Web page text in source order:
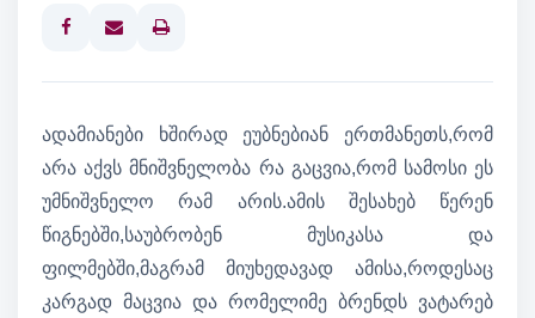
Print
ადამიანები ხშირად ეუბნებიან ერთმანეთს,რომ
არა აქვს მნიშვნელობა რა გაცვია,რომ სამოსი ეს
უმნიშვნელო რამ არის.ამის შესახებ წერენ
წიგნებში,საუბრობენ მუსიკასა და
ფილმებში,მაგრამ მიუხედავად ამისა,როდესაც
კარგად მაცვია და რომელიმე ბრენდს ვატარებ